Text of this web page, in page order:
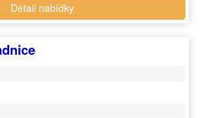
Detail nabídky